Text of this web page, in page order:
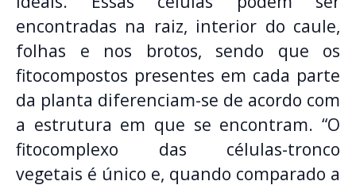
encontradas na raiz, interior do caule,
folhas e nos brotos, sendo que os
fitocompostos presentes em cada parte
da planta diferenciam-se de acordo com
a estrutura em que se encontram. “O
fitocomplexo das células-tronco
vegetais é único e, quando comparado a